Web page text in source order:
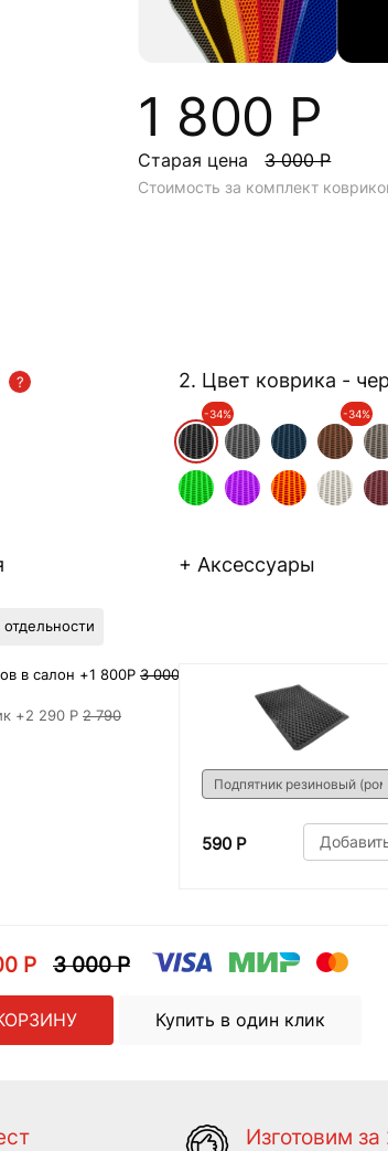
1 800 Р
Старая цена 3 000 Р
Стоимость за комплект
2. Цвет коврика -
-34% -34%
отдельности
в салон +1 800Р 3 000
+2 290 Р 2 790
+ Аксессуары
590 Р
Р 3 000 Р
Купить в один клик
Изготовим